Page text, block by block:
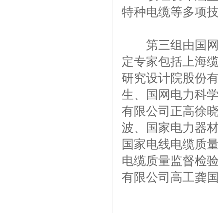
特种电缆等多项
第三组由国网
定专家包括上海
研究设计院股份
生、国网电力科
有限公司正高徐
波、国家电力器
国家电线电缆质
电缆质量监督检
有限公司高工龚